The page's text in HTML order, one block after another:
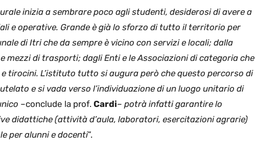
inizia a sembrare poco agli studenti, desiderosi di avere a
e operative. Grande è già lo sforzo di tutto il territorio per
di Itri che da sempre è vicino con servizi e locali; dalla
mezzi di trasporti; dagli Enti e le Associazioni di categoria che
tirocini. L’istituto tutto si augura però che questo percorso di
e si vada verso l’individuazione di un luogo unitario di
–conclude la prof. Cardi– potrà infatti garantire lo
didattiche (attività d’aula, laboratori, esercitazioni agrarie)
per alunni e docenti”.